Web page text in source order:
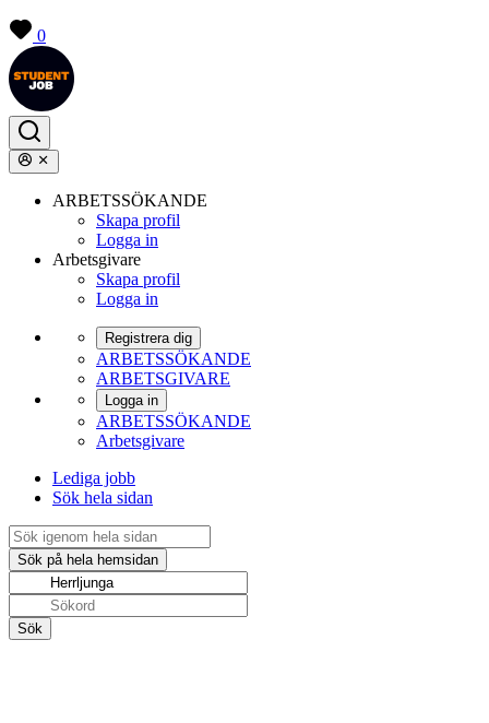
0
ARBETSSÖKANDE
Skapa profil
Logga in
Arbetsgivare
Skapa profil
Logga in
Registrera dig
ARBETSSÖKANDE
ARBETSGIVARE
Logga in
ARBETSSÖKANDE
Arbetsgivare
Lediga jobb
Sök hela sidan